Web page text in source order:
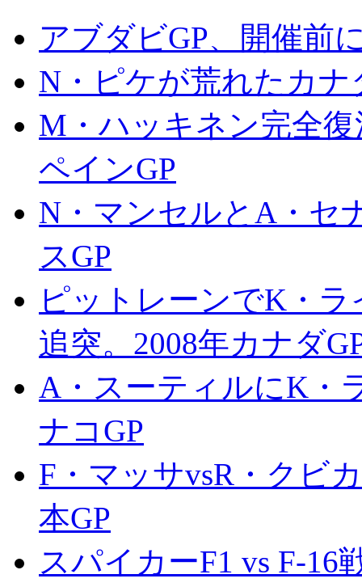
アブダビGP、開催前
N・ピケが荒れたカナ
M・ハッキネン完全
ペインGP
N・マンセルとA・セ
スGP
ピットレーンでK・
追突。2008年カナダ
A・スーティルにK・
ナコGP
F・マッサvsR・クビ
本GP
スパイカーF1 vs F-16